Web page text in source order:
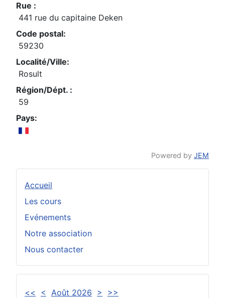
Accueil
Les cours
Evénements
Notre association
Nous contacter
<< < Août 2026 >
>>
Rue :
441 rue du capitaine Deken
Code postal:
59230
Localité/Ville:
Rosult
Région/Dépt. :
59
Pays:
Powered by JEM